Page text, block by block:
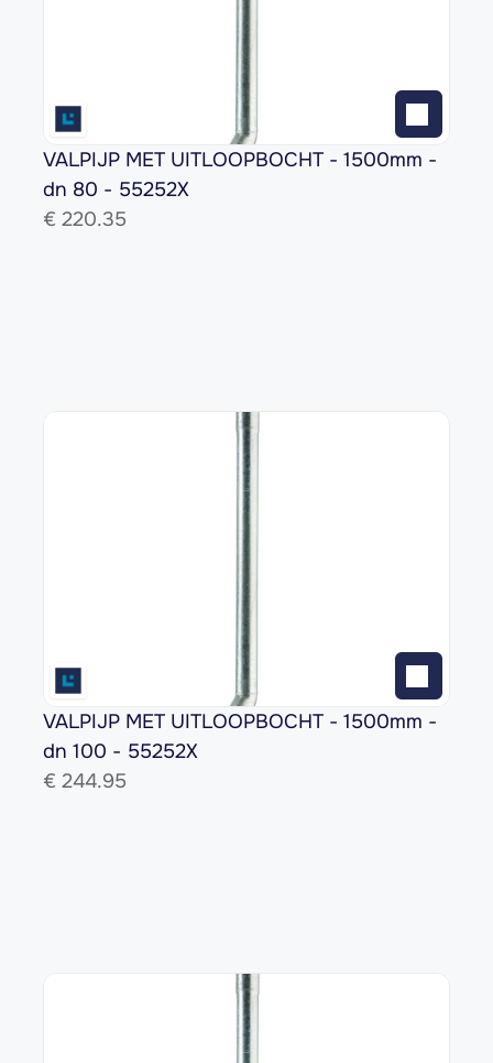
VALPIJP MET UITLOOPBOCHT - 1500mm -
dn 80 - 55252X
€ 220.35
VALPIJP MET UITLOOPBOCHT - 1500mm -
dn 100 - 55252X
€ 244.95